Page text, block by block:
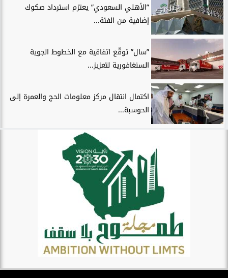
”الأهلي السعودي” يعتزم استرداد صكوك
إضافية من الفئة...
”سال” توقّع اتفاقية مع الخطوط الجوية
السنغافورية لتعزيز...
اكتمال انتقال مركز معلومات الحج والعمرة إلى
الحوسبة...